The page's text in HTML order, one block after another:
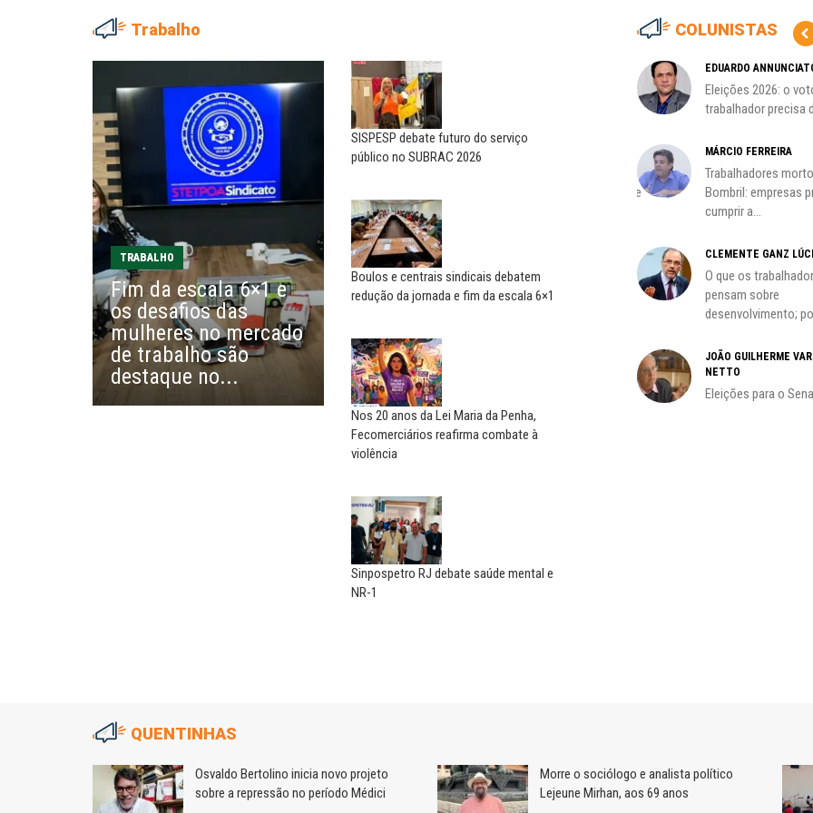
Trabalho
TRABALHO
Fim da escala 6×1 e
os desafios das
mulheres no mercado
de trabalho são
destaque no...
SISPESP debate futuro do serviço
público no SUBRAC 2026
Boulos e centrais sindicais debatem
redução da jornada e fim da escala 6×1
Nos 20 anos da Lei Maria da Penha,
Fecomerciários reafirma combate à
violência
Sinpospetro RJ debate saúde mental e
NR-1
COLUNISTAS
Adriana Marcolino destaca
impacto do salário mínimo na...
NILTON NECO
Sindec: 94 anos de união e
EDUARDO ANNUNCIATO CHICÃO
Sem salário digno e proteção
social, não existe...
EUSÉBIO PINTO NETO
A fortaleza do sindicato
MARIA AUXILIADORA
Agosto Lilás: todos e todas no
combate à...
SERGIO LUIZ LEITE (SERGINHO)
responsabilidade de todos
MIGUEL TORRES
A luta continua: agora o foco é
o...
CARLOS LOPES
O resgate do nosso Estado
Nacional; por Carlos...
A geopolítica nas eleições de
EDUARDO
Eleições 2026: o
trabalhador precisa
MÁRCIO FERREIRA
Trabalhadores
Bombril: empresas
cumprir a...
CLEMENTE GANZ
O que os
pensam sobre
desenvolvimento;
JOÃO GUILHERME
NETTO
Eleições para o
QUENTINHAS
Osvaldo Bertolino inicia novo projeto
sobre a repressão no período Médici
Morre o sociólogo e analista político
Lejeune Mirhan, aos 69 anos